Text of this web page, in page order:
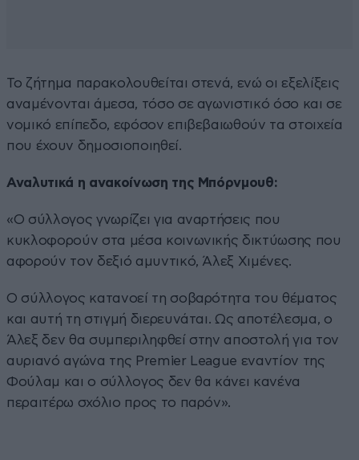
Το ζήτημα παρακολουθείται στενά, ενώ οι εξελίξεις
αναμένονται άμεσα, τόσο σε αγωνιστικό όσο και σε
νομικό επίπεδο, εφόσον επιβεβαιωθούν τα στοιχεία
που έχουν δημοσιοποιηθεί.
Αναλυτικά η ανακοίνωση της Μπόρνμουθ:
«Ο σύλλογος γνωρίζει για αναρτήσεις που
κυκλοφορούν στα μέσα κοινωνικής δικτύωσης που
αφορούν τον δεξιό αμυντικό, Άλεξ Χιμένες.
Ο σύλλογος κατανοεί τη σοβαρότητα του θέματος
και αυτή τη στιγμή διερευνάται. Ως αποτέλεσμα, ο
Άλεξ δεν θα συμπεριληφθεί στην αποστολή για τον
αυριανό αγώνα της Premier League εναντίον της
Φούλαμ και ο σύλλογος δεν θα κάνει κανένα
περαιτέρω σχόλιο προς το παρόν».